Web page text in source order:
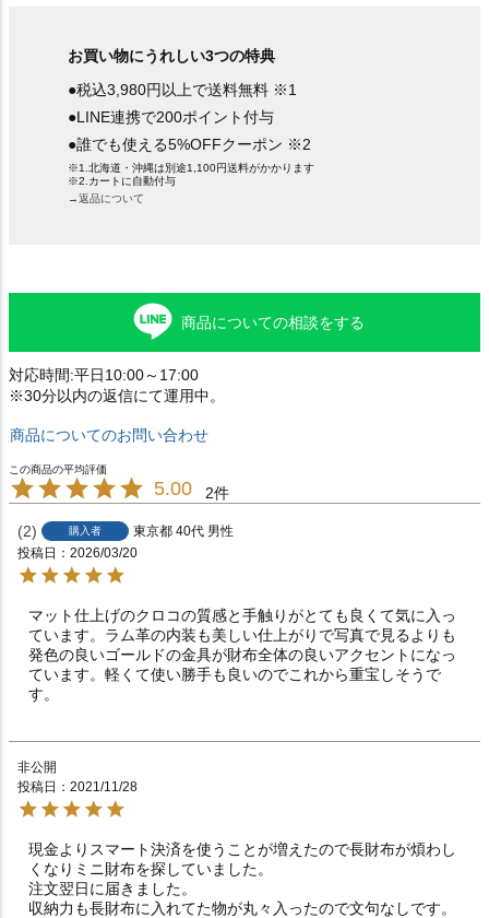
お買い物にうれしい3つの特典
●税込3,980円以上で送料無料 ※1
●LINE連携で200ポイント付与
●誰でも使える5%OFFクーポン ※2
※1.北海道・沖縄は別途1,100円送料がかかります
※2.カートに自動付与
→返品について
商品についての相談をする
対応時間:平日10:00～17:00
※30分以内の返信にて運用中。
商品についてのお問い合わせ
5.00 2
2 購入者 東京都 40代 男性
投稿日
2026/03/20
マット仕上げのクロコの質感と手触りがとても良くて気に入っ
ています。ラム革の内装も美しい仕上がりで写真で見るよりも
発色の良いゴールドの金具が財布全体の良いアクセントになっ
ています。軽くて使い勝手も良いのでこれから重宝しそうで
す。
非公開
投稿日
2021/11/28
現金よりスマート決済を使うことが増えたので長財布が煩わし
くなりミニ財布を探していました。
注文翌日に届きました。
収納力も長財布に入れてた物が丸々入ったので文句なしです。